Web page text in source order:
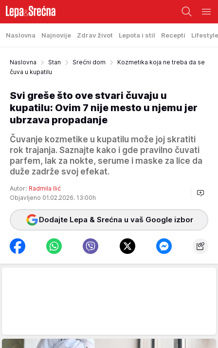
Naslovna Najnovije Zdrav život Lepota i stil Recepti Lifestyle
Naslovna Stan Srećni dom
Kozmetika koja ne treba da se
čuva u kupatilu
Svi greše što ove stvari čuvaju u
kupatilu: Ovim 7 nije mesto u njemu jer
ubrzava propadanje
Čuvanje kozmetike u kupatilu može joj skratiti
rok trajanja. Saznajte kako i gde pravilno čuvati
parfem, lak za nokte, serume i maske za lice da
duže zadrže svoj efekat.
Autor: Radmila Ilić
Objavljeno 01.02.2026. 13:00h
Dodajte Lepa & Srećna u vaš Google izbor